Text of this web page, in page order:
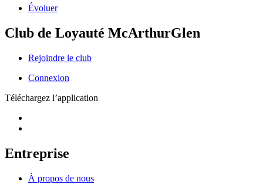
Évoluer
Club de Loyauté McArthurGlen
Rejoindre le club
Connexion
Téléchargez l’application
Entreprise
À propos de nous